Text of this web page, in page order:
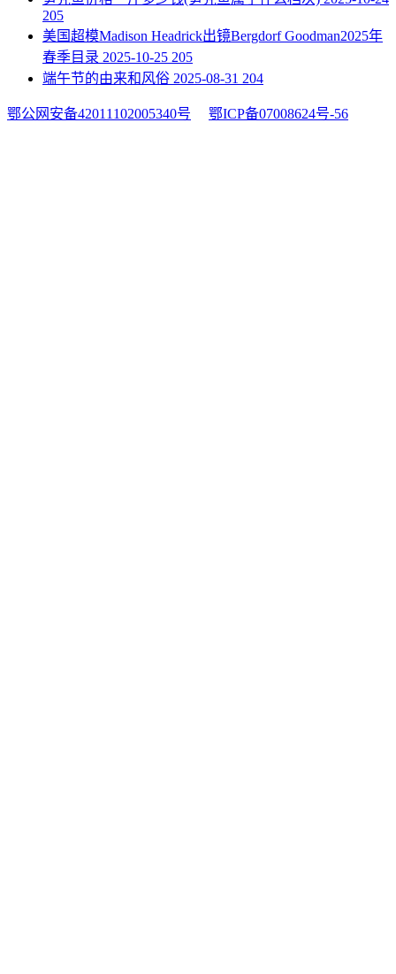
205
​美国超模Madison Headrick出镜Bergdorf Goodman2025年
春季目录 2025-10-25 205
​端午节的由来和风俗 2025-08-31 204
鄂公网安备42011102005340号 鄂ICP备07008624号-56